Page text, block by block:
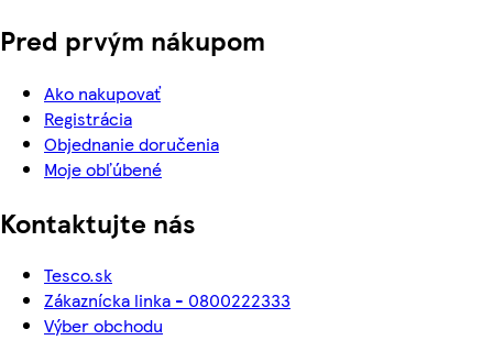
Pred prvým nákupom
Ako nakupovať
Registrácia
Objednanie doručenia
Moje obľúbené
Kontaktujte nás
Tesco.sk
Zákaznícka linka - 0800222333
Výber obchodu